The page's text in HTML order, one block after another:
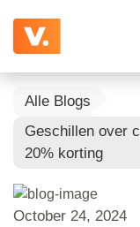
Alle Blogs
Geschillen over
20% korting
October 24, 2024